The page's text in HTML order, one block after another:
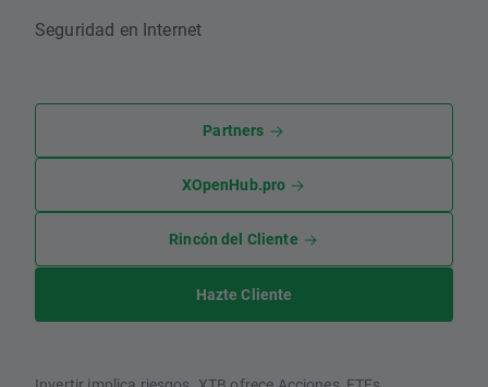
Seguridad en Internet
Partners
XOpenHub.pro
Rincón del Cliente
Hazte Cliente